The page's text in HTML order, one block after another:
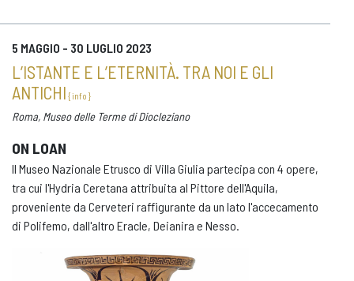
5 MAGGIO - 30 LUGLIO 2023
L’ISTANTE E L’ETERNITÀ. TRA NOI E GLI
ANTICHI { info }
Roma, Museo delle Terme di Diocleziano
ON LOAN
Il Museo Nazionale Etrusco di Villa Giulia partecipa con 4 opere,
tra cui l'Hydria Ceretana attribuita al Pittore dell'Aquila,
proveniente da Cerveteri raffigurante da un lato l'accecamento
di Polifemo, dall'altro Eracle, Deianira e Nesso.